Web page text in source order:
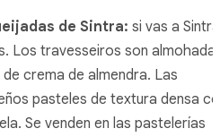
de Sintra: si vas a
Los travesseiros son
crema de almendra. Las
pasteles de textura densa
Se venden en las pastelerías